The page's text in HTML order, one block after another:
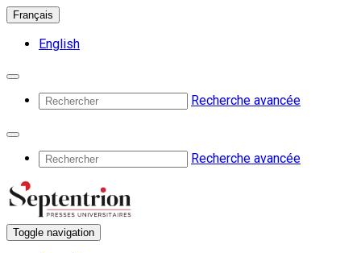
Français
English
Recherche avancée
Recherche avancée
Toggle navigation